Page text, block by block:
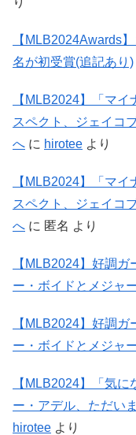
【MLB2024Awards
名が初受賞(追記あり)
【MLB2024】「マイ
スペクト、ジェイコ
へ に hirotee より
【MLB2024】「マイ
スペクト、ジェイコ
へ に 匿名 より
【MLB2024】好調
ー・ボイドとメジャ
【MLB2024】好調
ー・ボイドとメジャ
【MLB2024】「気
ー・アデル、ただい
hirotee より